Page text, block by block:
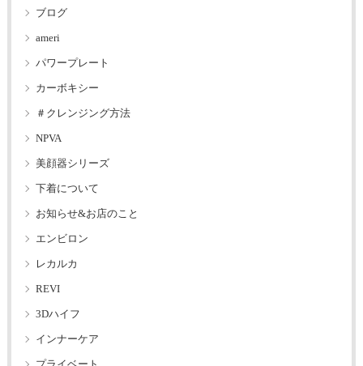
ブログ
ameri
パワープレート
カーボキシー
＃クレンジング方法
NPVA
美顔器シリーズ
下着について
お知らせ&お店のこと
エンビロン
レカルカ
REVI
3Dハイフ
インナーケア